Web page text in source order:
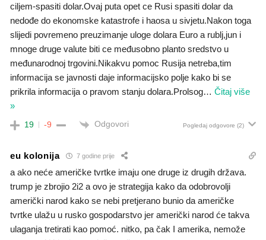
ciljem-spasiti dolar.Ovaj puta opet ce Rusi spasiti dolar da
nedođe do ekonomske katastrofe i haosa u sivjetu.Nakon toga
slijedi povremeno preuzimanje uloge dolara Euro a rublj,jun i
mnoge druge valute biti ce međusobno planto sredstvo u
međunarodnoj trgovini.Nikakvu pomoc Rusija netreba,tim
informacija se javnosti daje informacijsko polje kako bi se
prikrila informacija o pravom stanju dolara.Prolsog… Čitaj više
»
19 -9 Odgovori Pogledaj odgovore (2)
eu kolonija 7 godine prije
a ako neće američke tvrtke imaju one druge iz drugih država.
trump je zbrojio 2i2 a ovo je strategija kako da odobrovolji
američki narod kako se nebi pretjerano bunio da američke
tvrtke ulažu u rusko gospodarstvo jer američki narod će takva
ulaganja tretirati kao pomoć. nitko, pa čak I amerika, nemože